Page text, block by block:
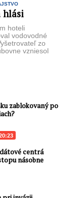
hlási
hoteli
vodovodné
zo
vzniesol
zablokovaný po
centrá
násobne